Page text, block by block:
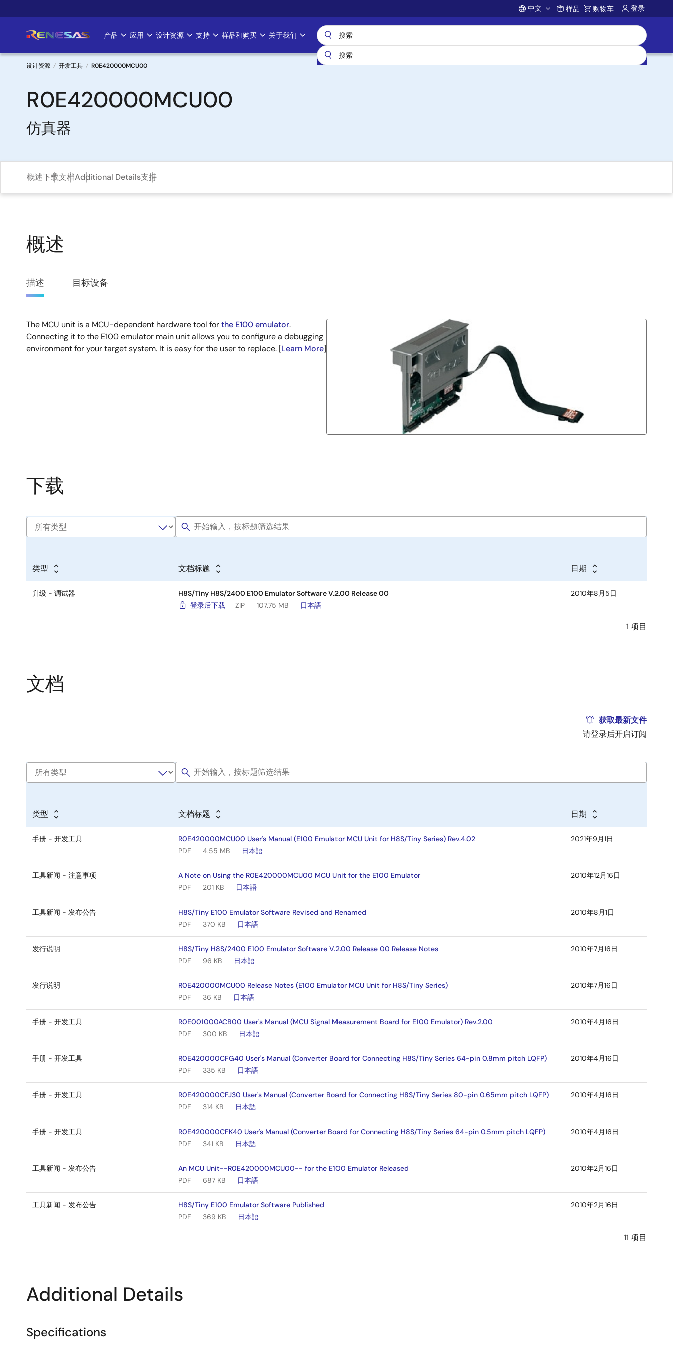
转
要
Account
中文 样品 购物车 登录
Main
navigation
产品 应用 设计资源 支持 样品和购买 关于我们
面
包
屑
设计资源 开发工具 R0E420000MCU00
R0E420000MCU00
仿真器
概述下载文档Additional Details支持
概述
概
描述 目标设备
描
述
The MCU unit is a MCU-dependent hardware tool forthe E100 emulator.
Connecting it to the E100 emulator main unit allows you to configure a debugging
environment for your target system. It is easy for the user to replace. [Learn More]
下载
类型 文档标题 日期
升级 - 调试器
H8S/Tiny H8S/2400 E100 Emulator Software V.2.00 Release 00
登录后下载
ZIP 107.75 MB 日本語
2010年8月5日
1 项目
文档
获取最新文件
请登录后开启订阅
类型 文档标题 日期
手册 - 开发工具
R0E420000MCU00 User's Manual (E100 Emulator MCU Unit for H8S/Tiny Series) Rev.4.02
PDF
4.55 MB 日本語
2021年9月1日
工具新闻 - 注意事项
A Note on Using the R0E420000MCU00 MCU Unit for the E100 Emulator
PDF
201 KB 日本語
2010年12月16日
工具新闻 - 发布公告
H8S/Tiny E100 Emulator Software Revised and Renamed
PDF
370 KB 日本語
2010年8月1日
发行说明
H8S/Tiny H8S/2400 E100 Emulator Software V.2.00 Release 00 Release Notes
PDF
96 KB 日本語
2010年7月16日
发行说明
R0E420000MCU00 Release Notes (E100 Emulator MCU Unit for H8S/Tiny Series)
PDF
36 KB 日本語
2010年7月16日
手册 - 开发工具
R0E001000ACB00 User's Manual (MCU Signal Measurement Board for E100 Emulator) Rev.2.00
PDF
300 KB 日本語
2010年4月16日
手册 - 开发工具
R0E420000CFG40 User's Manual (Converter Board for Connecting H8S/Tiny Series 64-pin 0.8mm pitch LQFP)
PDF
335 KB 日本語
2010年4月16日
手册 - 开发工具
R0E420000CFJ30 User's Manual (Converter Board for Connecting H8S/Tiny Series 80-pin 0.65mm pitch LQFP)
PDF
314 KB 日本語
2010年4月16日
手册 - 开发工具
R0E420000CFK40 User's Manual (Converter Board for Connecting H8S/Tiny Series 64-pin 0.5mm pitch LQFP)
PDF
341 KB 日本語
2010年4月16日
工具新闻 - 发布公告
An MCU Unit--R0E420000MCU00-- for the E100 Emulator Released
PDF
687 KB 日本語
2010年2月16日
工具新闻 - 发布公告
H8S/Tiny E100 Emulator Software Published
PDF
369 KB 日本語
2010年2月16日
11 项目
Additional Details
Specifications